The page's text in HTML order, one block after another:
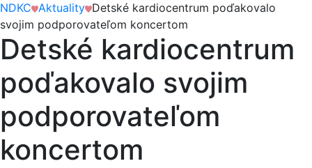
NDKC Aktuality Detské kardiocentrum poďakovalo
svojim podporovateľom koncertom
Detské kardiocentrum
poďakovalo svojim
podporovateľom
koncertom